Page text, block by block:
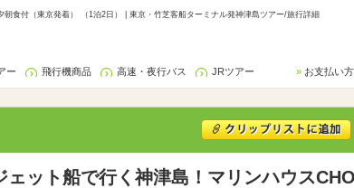
食付（東京発着） （1泊2日） | 東京・竹芝客船ターミナル発神津島ツアー/旅行詳細
ー 飛行機商品 高速・夜行バス JRツアー お支払い
ット船で行く神津島！マリンハウス